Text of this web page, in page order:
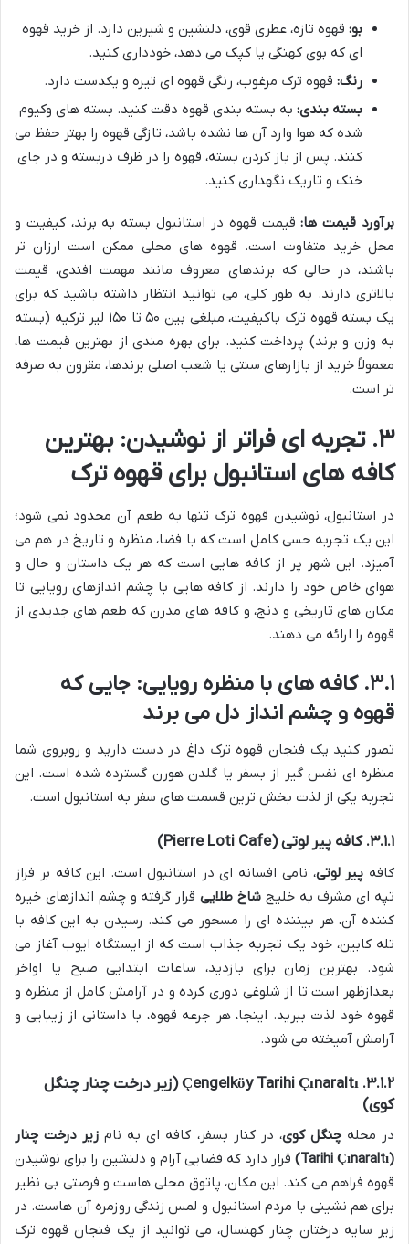
بو: قهوه تازه، عطری قوی، دلنشین و شیرین دارد. از خرید قهوه
ای که بوی کهنگی یا کپک می دهد، خودداری کنید.
رنگ: قهوه ترک مرغوب، رنگی قهوه ای تیره و یکدست دارد.
بسته بندی: به بسته بندی قهوه دقت کنید. بسته های وکیوم
شده که هوا وارد آن ها نشده باشد، تازگی قهوه را بهتر حفظ می
کنند. پس از باز کردن بسته، قهوه را در ظرف دربسته و در جای
خنک و تاریک نگهداری کنید.
برآورد قیمت ها:قیمت قهوه در استانبول بسته به برند، کیفیت و
محل خرید متفاوت است. قهوه های محلی ممکن است ارزان تر
باشند، در حالی که برندهای معروف مانند مهمت افندی، قیمت
بالاتری دارند. به طور کلی، می توانید انتظار داشته باشید که برای
یک بسته قهوه ترک باکیفیت، مبلغی بین ۵۰ تا ۱۵۰ لیر ترکیه (بسته
به وزن و برند) پرداخت کنید. برای بهره مندی از بهترین قیمت ها،
معمولاً خرید از بازارهای سنتی یا شعب اصلی برندها، مقرون به صرفه
تر است.
۳. تجربه ای فراتر از نوشیدن: بهترین
کافه های استانبول برای قهوه ترک
در استانبول، نوشیدن قهوه ترک تنها به طعم آن محدود نمی شود؛
این یک تجربه حسی کامل است که با فضا، منظره و تاریخ در هم می
آمیزد. این شهر پر از کافه هایی است که هر یک داستان و حال و
هوای خاص خود را دارند. از کافه هایی با چشم اندازهای رویایی تا
مکان های تاریخی و دنج، و کافه های مدرن که طعم های جدیدی از
قهوه را ارائه می دهند.
۳.۱. کافه های با منظره رویایی: جایی که
قهوه و چشم انداز دل می برند
تصور کنید یک فنجان قهوه ترک داغ در دست دارید و روبروی شما
منظره ای نفس گیر از بسفر یا گلدن هورن گسترده شده است. این
تجربه یکی از لذت بخش ترین قسمت های سفر به استانبول است.
۳.۱.۱. کافه پیر لوتی (Pierre Loti Cafe)
کافه پیر لوتی، نامی افسانه ای در استانبول است. این کافه بر فراز
تپه ای مشرف به خلیجشاخ طلایی قرار گرفته و چشم اندازهای خیره
کننده آن، هر بیننده ای را مسحور می کند. رسیدن به این کافه با
تله کابین، خود یک تجربه جذاب است که از ایستگاه ایوب آغاز می
شود. بهترین زمان برای بازدید، ساعات ابتدایی صبح یا اواخر
بعدازظهر است تا از شلوغی دوری کرده و در آرامش کامل از منظره و
قهوه خود لذت ببرید. اینجا، هر جرعه قهوه، با داستانی از زیبایی و
آرامش آمیخته می شود.
۳.۱.۲. Çengelköy Tarihi Çınaraltı (زیر درخت چنار چنگل
کوی)
در محلهچنگل کوی، در کنار بسفر، کافه ای به نام زیر درخت چنار
(Tarihi Çınaraltı)
قرار دارد که فضایی آرام و دلنشین را برای نوشیدن
قهوه فراهم می کند. این مکان، پاتوق محلی هاست و فرصتی بی نظیر
برای هم نشینی با مردم استانبول و لمس زندگی روزمره آن هاست. در
زیر سایه درختان چنار کهنسال، می توانید از یک فنجان قهوه ترک